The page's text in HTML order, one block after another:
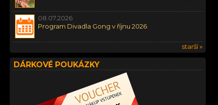
08.07.2026
Program Divadla Gong v říjnu 2026
starší »
DÁRKOVÉ POUKÁZKY